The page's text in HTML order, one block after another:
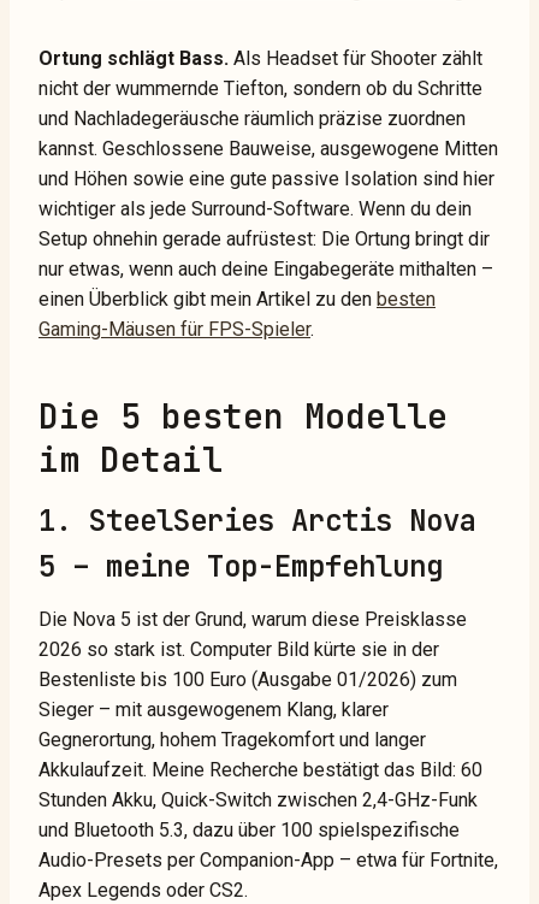
Ortung schlägt Bass. Als Headset für Shooter zählt
nicht der wummernde Tiefton, sondern ob du Schritte
und Nachladegeräusche räumlich präzise zuordnen
kannst. Geschlossene Bauweise, ausgewogene Mitten
und Höhen sowie eine gute passive Isolation sind hier
wichtiger als jede Surround-Software. Wenn du dein
Setup ohnehin gerade aufrüstest: Die Ortung bringt dir
nur etwas, wenn auch deine Eingabegeräte mithalten –
einen Überblick gibt mein Artikel zu den besten
Gaming-Mäusen für FPS-Spieler.
Die 5 besten Modelle
im Detail
1. SteelSeries Arctis Nova
5 – meine Top-Empfehlung
Die Nova 5 ist der Grund, warum diese Preisklasse
2026 so stark ist. Computer Bild kürte sie in der
Bestenliste bis 100 Euro (Ausgabe 01/2026) zum
Sieger – mit ausgewogenem Klang, klarer
Gegnerortung, hohem Tragekomfort und langer
Akkulaufzeit. Meine Recherche bestätigt das Bild: 60
Stunden Akku, Quick-Switch zwischen 2,4-GHz-Funk
und Bluetooth 5.3, dazu über 100 spielspezifische
Audio-Presets per Companion-App – etwa für Fortnite,
Apex Legends oder CS2.